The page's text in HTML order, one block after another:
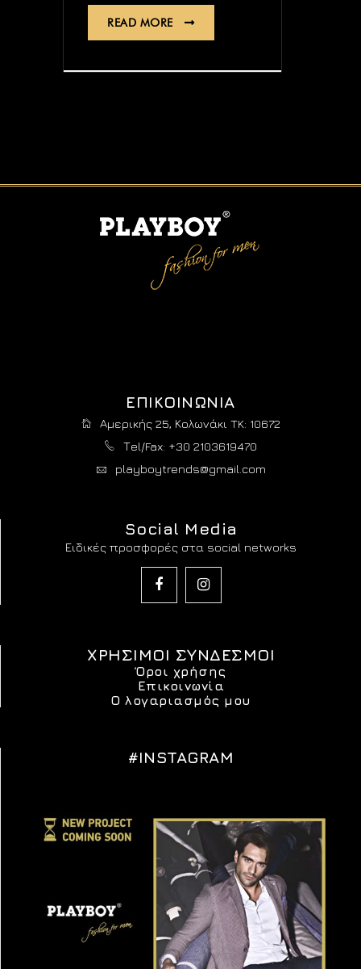
READ MORE
ΕΠΙΚΟΙΝΩΝΙΑ
Αμερικής 25, Κολωνάκι TK: 10672
Τel/Fax: +30 2103619470
playboytrends@gmail.com
Social Media
Ειδικές προσφορές στα social networks
ΧΡΗΣΙΜΟΙ ΣΥΝΔΕΣΜΟΙ
Όροι χρήσης
Επικοινωνία
Ο λογαριασμός μου
#INSTAGRAM